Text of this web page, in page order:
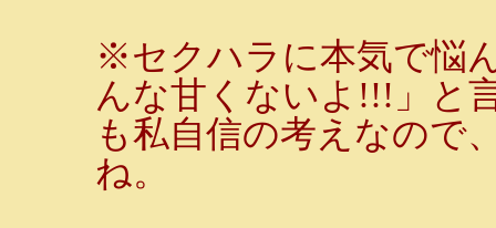
※セクハラに本気で悩
んな甘くないよ!!!」と
も私自信の考えなので
ね。